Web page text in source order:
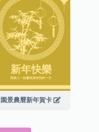
園景農曆新年賀卡